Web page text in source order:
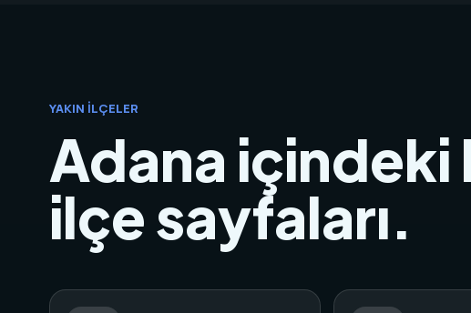
YAKIN İLÇELER
Adana içindeki
ilçe sayfaları.